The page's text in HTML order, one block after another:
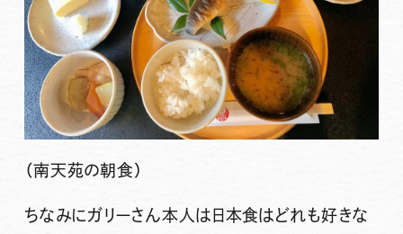
（南天苑の朝食）
ちなみにガリーさん本人は日本食はどれも好きな